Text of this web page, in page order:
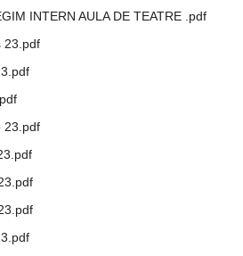
INTERN AULA DE TEATRE .pdf
23.pdf
23.pdf